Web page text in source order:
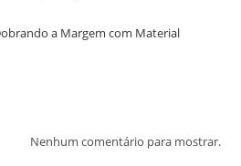
a Margem com Material
Nenhum comentário para mostrar.